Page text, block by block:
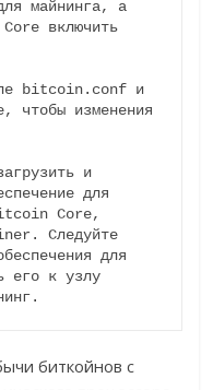
майнинга, а
включить
bitcoin.conf и
чтобы изменения
и
для
Core,
Следуйте
для
его к узлу
биткойнов с